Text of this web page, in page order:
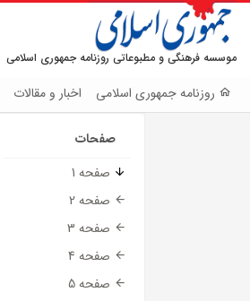
موسسه فرهنگی و مطبوعاتی روزنامه جمهوری اسلامی
روزنامه جمهوری اسلامی اخبار و مقالات
صفحات
صفحه 1
صفحه 2
صفحه 3
صفحه 4
صفحه 5